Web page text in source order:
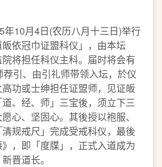
年10月4日(农历八月十三日)举行
皈依冠巾证盟科仪」，由本坛
院将担任科仪主科。届时将会有
引、由引礼师带领入坛，於仪
功或士绅担任证盟师，见证皈
、经、师」三宝後，须立下三
心、坚固心。其後授以袍服、
规戒尺」完成受戒科仪，最後
，即「度牒」，正式入道成为
晋道长。